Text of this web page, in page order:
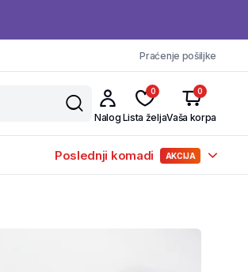
Praćenje pošiljke
Nalog
0
Lista želja
0
Vaša korpa
Poslednji komadi AKCIJA